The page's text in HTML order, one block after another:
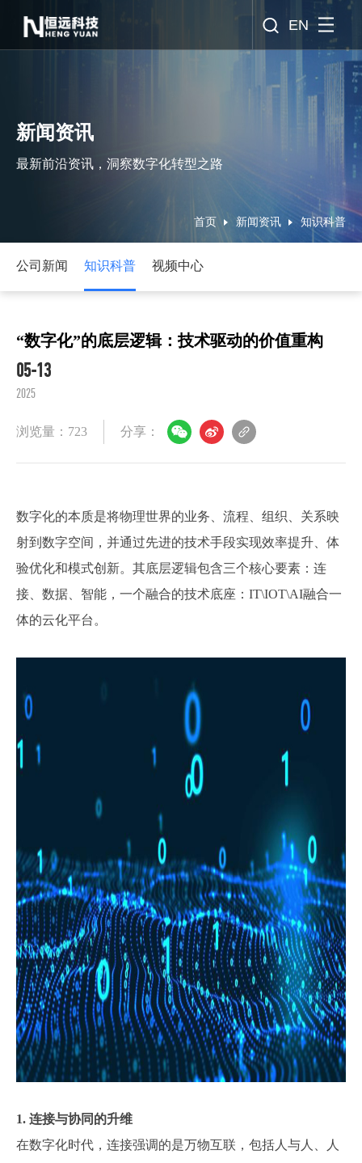
EN
新闻资讯
最新前沿资讯，洞察数字化转型之路
首页 新闻资讯 知识科普
公司新闻 知识科普 视频中心
“数字化”的底层逻辑：技术驱动的价值重构
05-13
2025
浏览量：723 分享：
数字化的本质是将物理世界的业务、流程、组织、关系映
射到数字空间，并通过先进的技术手段实现效率提升、体
验优化和模式创新。其底层逻辑包含三个核心要素：连
接、数据、智能，一个融合的技术底座：IT\IOT\AI融合一
体的云化平台。
1. 连接与协同的升维
在数字化时代，连接强调的是万物互联，包括人与人、人